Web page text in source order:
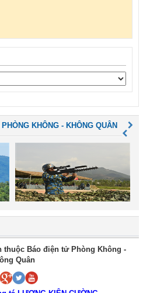
KHÔNG - KHÔNG QUÂN
thuộc Báo điện tử Phòng Không -
Quân